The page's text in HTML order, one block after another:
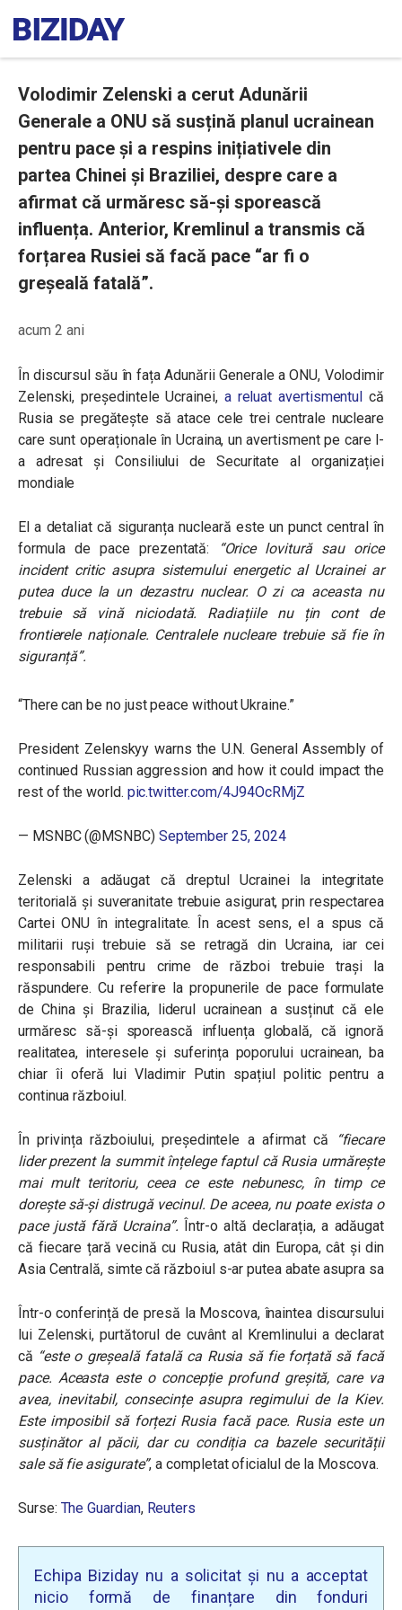
Volodimir Zelenski a cerut Adunării
Generale a ONU să susțină planul ucrainean
pentru pace și a respins inițiativele din
partea Chinei și Braziliei, despre care a
afirmat că urmăresc să-și sporească
influența. Anterior, Kremlinul a transmis că
forțarea Rusiei să facă pace “ar fi o
greșeală fatală”.
acum 2 ani
În discursul său în fața Adunării Generale a ONU, Volodimir
Zelenski, președintele Ucrainei,a reluat avertismentul că
Rusia se pregătește să atace cele trei centrale nucleare
care sunt operaționale în Ucraina, un avertisment pe care l-
a adresat și Consiliului de Securitate al organizației
mondiale
El a detaliat că siguranța nucleară este un punct central în
formula de pace prezentată: “Orice lovitură sau orice
incident critic asupra sistemului energetic al Ucrainei ar
putea duce la un dezastru nuclear. O zi ca aceasta nu
trebuie să vină niciodată. Radiațiile nu țin cont de
frontierele naționale. Centralele nucleare trebuie să fie în
siguranță”.
“There can be no just peace without Ukraine.”
President Zelenskyy warns the U.N. General Assembly of
continued Russian aggression and how it could impact the
rest of the world. pic.twitter.com/4J94OcRMjZ
— MSNBC (@MSNBC) September 25, 2024
Zelenski a adăugat că dreptul Ucrainei la integritate
teritorială și suveranitate trebuie asigurat, prin respectarea
Cartei ONU în integralitate. În acest sens, el a spus că
militarii ruși trebuie să se retragă din Ucraina, iar cei
responsabili pentru crime de război trebuie trași la
răspundere.Cu referire la propunerile de pace formulate
de China și Brazilia, liderul ucrainean a susținut că ele
urmăresc să-și sporească influența globală, că ignoră
realitatea, interesele și suferința poporului ucrainean, ba
chiar îi oferă lui Vladimir Putin spațiul politic pentru a
continua războiul.
În privința războiului, președintele a afirmat că “fiecare
lider prezent la summit înțelege faptul că Rusia urmărește
mai mult teritoriu, ceea ce este nebunesc, în timp ce
dorește să-și distrugă vecinul. De aceea, nu poate exista o
pace justă fără Ucraina”. Într-o altă declarația, a adăugat
că fiecare țară vecină cu Rusia, atât din Europa, cât și din
Asia Centrală, simte că războiul s-ar putea abate asupra sa
Într-o conferință de presă la Moscova, înaintea discursului
lui Zelenski, purtătorul de cuvânt al Kremlinului a declarat
că “este o greșeală fatală ca Rusia să fie forțată să facă
pace. Aceasta este o concepție profund greșită, care va
avea, inevitabil, consecințe asupra regimului de la Kiev.
Este imposibil să forțezi Rusia facă pace. Rusia este un
susținător al păcii, dar cu condiția ca bazele securității
sale să fie asigurate”, a completat oficialul de la Moscova.
Surse: The Guardian, Reuters
Echipa Biziday nu a solicitat și nu a acceptat
nicio formă de finanțare din fonduri